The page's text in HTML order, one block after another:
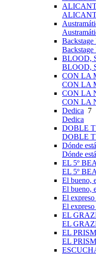
Backstage
Backstage
BLOOD,
BLOOD,
CON LA
CON LA
CON LA
CON LA
Dedica 7
Dedica
DOBLE
DOBLE
Dónde
Dónde
EL 5º
EL 5º
El bueno,
El bueno,
El
El
EL
EL
EL
EL